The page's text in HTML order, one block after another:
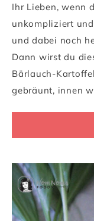
Ihr Lieben, wenn
unkompliziert
und dabei noch
Dann wirst du
Bärlauch-
gebräunt, innen